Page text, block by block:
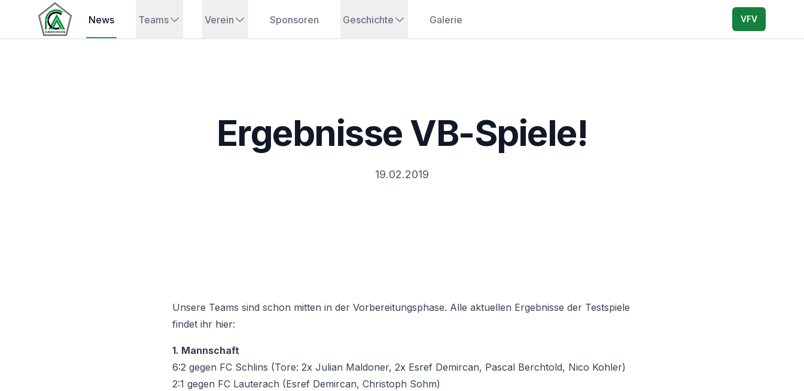
News Teams Verein Sponsoren Geschichte Galerie VFV
Ergebnisse VB-Spiele!
19.02.2019
Unsere Teams sind schon mitten in der Vorbereitungsphase. Alle aktuellen Ergebnisse der Testspiele
findet ihr hier:
1. Mannschaft
6:2 gegen FC Schlins (Tore: 2x Julian Maldoner, 2x Esref Demircan, Pascal Berchtold, Nico Kohler)
2:1 gegen FC Lauterach (Esref Demircan, Christoph Sohm)